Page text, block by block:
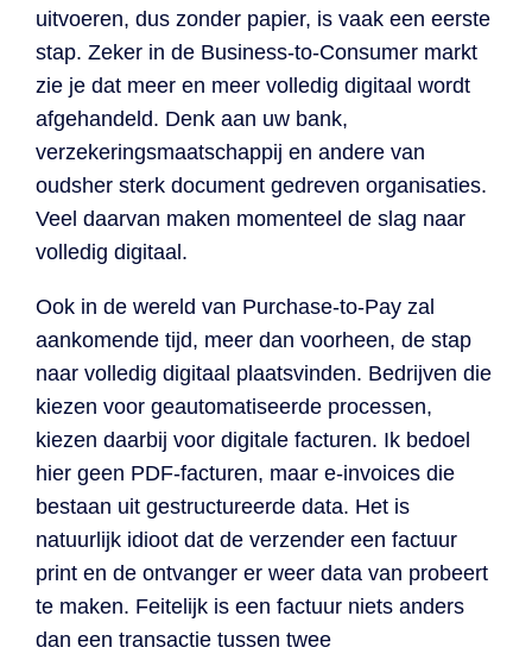
uitvoeren, dus zonder papier, is vaak een eerste
stap. Zeker in de Business-to-Consumer markt
zie je dat meer en meer volledig digitaal wordt
afgehandeld. Denk aan uw bank,
verzekeringsmaatschappij en andere van
oudsher sterk document gedreven organisaties.
Veel daarvan maken momenteel de slag naar
volledig digitaal.
Ook in de wereld van Purchase-to-Pay zal
aankomende tijd, meer dan voorheen, de stap
naar volledig digitaal plaatsvinden. Bedrijven die
kiezen voor geautomatiseerde processen,
kiezen daarbij voor digitale facturen. Ik bedoel
hier geen PDF-facturen, maar e-invoices die
bestaan uit gestructureerde data. Het is
natuurlijk idioot dat de verzender een factuur
print en de ontvanger er weer data van probeert
te maken. Feitelijk is een factuur niets anders
dan een transactie tussen twee